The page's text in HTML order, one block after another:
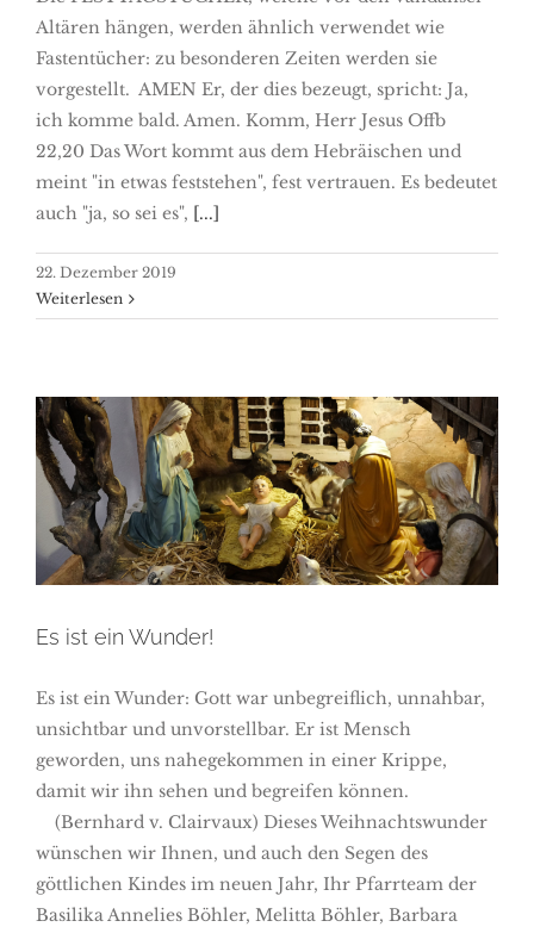
Altären hängen, werden ähnlich verwendet wie
Fastentücher: zu besonderen Zeiten werden sie
vorgestellt. AMEN Er, der dies bezeugt, spricht: Ja,
ich komme bald. Amen. Komm, Herr Jesus Offb
22,20 Das Wort kommt aus dem Hebräischen und
meint "in etwas feststehen", fest vertrauen. Es bedeutet
auch "ja, so sei es", [...]
22. Dezember 2019
Weiterlesen
Es ist ein Wunder!
Es ist ein Wunder!
Es ist ein Wunder: Gott war unbegreiflich, unnahbar,
unsichtbar und unvorstellbar. Er ist Mensch
geworden, uns nahegekommen in einer Krippe,
damit wir ihn sehen und begreifen können.
(Bernhard v. Clairvaux) Dieses Weihnachtswunder
wünschen wir Ihnen, und auch den Segen des
göttlichen Kindes im neuen Jahr, Ihr Pfarrteam der
Basilika Annelies Böhler, Melitta Böhler, Barbara